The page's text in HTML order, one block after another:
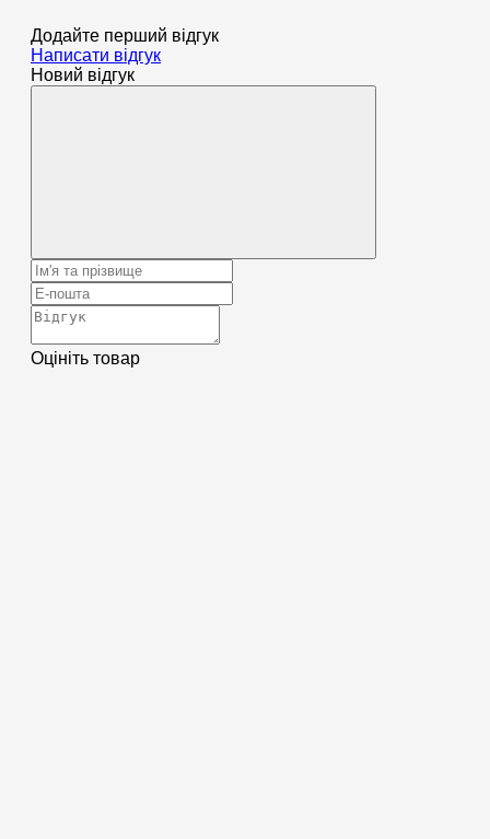
Додайте перший відгук
Написати відгук
Новий відгук
Оцініть товар